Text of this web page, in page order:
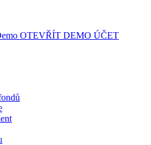
OTEVŘÍT DEMO ÚČET